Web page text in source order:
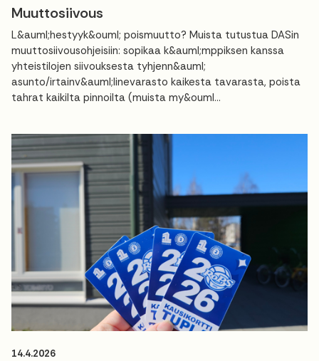
Muuttosiivous
L&auml;hestyyk&ouml; poismuutto? Muista tutustua DASin
muuttosiivousohjeisiin: sopikaa k&auml;mppiksen kanssa
yhteistilojen siivouksesta tyhjenn&auml;
asunto/irtainv&auml;linevarasto kaikesta tavarasta, poista
tahrat kaikilta pinnoilta (muista my&ouml...
14.4.2026